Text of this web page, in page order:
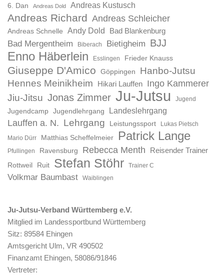
6. Dan Andreas Dold Andreas Kustusch
Andreas Richard Andreas Schleicher
Andreas Schnelle Andy Dold Bad Blankenburg
Bad Mergentheim Biberach Bietigheim BJJ
Enno Häberlein Esslingen Frieder Knauss
Giuseppe D'Amico Göppingen
Hanbo-Jutsu
Hennes Meinikheim
Hikari Lauffen Ingo Kammerer
Jiu-Jitsu Jonas Zimmer Ju-Jutsu Jugend
Jugendcamp Jugendlehrgang Landeslehrgang
Lauffen a. N. Lehrgang Leistungssport
Lukas Pietsch
Mario Dürr
Matthias Scheffelmeier Patrick Lange
Pfullingen Ravensburg Rebecca Menth Reisender Trainer
Rottweil Ruit Stefan Stöhr Trainer C
Volkmar Baumbast Waiblingen
Ju-Jutsu-Verband Württemberg e.V.
Mitglied im Landessportbund Württemberg
Sitz: 89584 Ehingen
Amtsgericht Ulm, VR 490502
Finanzamt Ehingen, 58086/91846
Vertreter: